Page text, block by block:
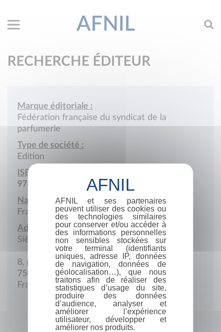
AFNIL
RECHERCHE ÉDITEUR
Marque éditoriale :
Fédération française du syndicat de la
parfumerie
Type de société :
Edition
ISBN :
978-2-902194
Nationalité :
France
Adresse :
Siège social
8, place Malesherbes
75008 Paris
France
AFNIL et ses partenaires
peuvent utiliser des cookies ou
des technologies similaires
pour conserver et/ou accéder à
des informations personnelles
non sensibles stockées sur
votre terminal (identifiants
uniques, adresse IP, données
de navigation, données de
géolocalisation…), que nous
traitons afin de réaliser des
statistiques d’usage du site,
produire des données
d’audience, analyser et
améliorer l’expérience
utilisateur, développer et
améliorer nos produits.